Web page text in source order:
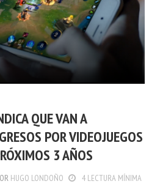
QUE VAN A
POR VIDEOJUEGOS
3 AÑOS
HUGO LONDOÑO 4 LECTURA MÍNIMA